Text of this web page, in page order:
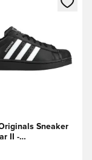
Sneaker
II -